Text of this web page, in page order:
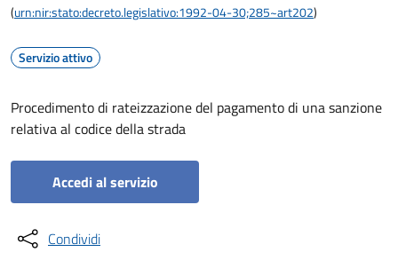
(urn:nir:stato:decreto.legislativo:1992-04-30;285~art202)
Servizio attivo
Procedimento di rateizzazione del pagamento di una sanzione
relativa al codice della strada
Accedi al servizio
Condividi